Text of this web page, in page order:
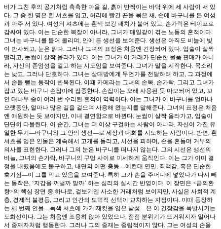
비가 그친 후의 공기처럼 촉촉한 마을 길, 흙이 반짝이는 바닥 위에 세 사람이 서 있
다. 그 중 한 명은 흰 셔츠를 입고, 허리에 빨간 끈을 묶은 채, 손에 바구니를 든 여성
과 마주 서 있다. 여성의 셔츠에는 흰색 보강 패치가 붙어 있고, 손가락은 테이프로
감싸여 있다. 이는 단순한 복장이 아니라, 그녀가 매일같이 겪는 노동의 흔적이다.
그녀는 바구니를 들어 올리며, 안에 든 생선을 보여준다. 생선은 아직도 비늘에 빛
이 반사되고, 눈은 맑다. 그러나 그녀의 표정은 처음엔 긴장되어 있다. 입술이 살짝
떨리고, 눈썹이 살짝 올라가 있다. 이는 그녀가 이 거래가 단순한 물품 판매가 아니
라, 자신의 존엄성을 걸고 하는 시도임을 보여준다. 그녀가 말을 시작한다. 목소리
는 낮고, 그러나 단호하다. 그녀는 상대방에게 무언가를 전달하려 하고, 그 과정에
서 손을 뻗는 동작이 반복된다. 이때 카메라는 그녀의 손목, 손가락, 그리고 그녀가
잡고 있는 바구니 손잡이에 집중한다. 손잡이는 오래 사용된 듯 마모되어 있고, 꼬
인 대나무 줄이 여러 번 수리된 흔적이 역력하다. 이는 그녀가 이 바구니를 얼마나
오랫동안, 얼마나 많은 길을 걸으며 사용해 왔는지를 말해준다. 그녀의 표정은 처음
엔 애원하는 듯 보이지만, 이내 결연함으로 바뀐다. 눈썹이 살짝 올라가고, 입술이
단단히 다물린다. 이 순간, 그녀는 더 이상 구걸하는 사람이 아니라, 자신이 가진 유
일한 무기—바구니와 그 안의 생선—로 세상과 대화를 시도하는 사람이다. 반면, 흰
셔츠를 입은 인물은 계속해서 고개를 돌리고, 시선을 피하며, 손을 흔들며 거부의
의사를 표현한다. 그러나 그의 눈은 바구니를 떠나지 않는다. 그의 시선은 생선의
비늘, 그녀의 손가락, 바구니의 구멍 사이로 미세하게 움직인다. 이는 그가 이미 결
정을 내렸음에도 불구하고, 내면의 어떤 충동—예컨대 연민, 죄책감, 혹은 단순한
호기심—이 그를 막고 있음을 보여준다. 특히 그가 손을 주머니에 넣었다가 다시 빼
는 동작은, ‘지갑을 꺼낼까 말까’ 하는 심리의 실시간 반영이다. 이 장면은 <금의환
향>의 핵심 장면 중 하나로, 겉보기엔 사소한 거래처럼 보이지만, 사실은 사회적 계
층, 경제적 불평등, 그리고 인간의 도덕적 선택이 교차하는 지점이다. 이때 등장하
는 세 번째 인물—녹색 셔츠에 카키 재킷을 입은 남성—은 이 긴장감을 폭발시키는
도화선이다. 그는 처음엔 조용히 앉아 있었으나, 점점 분위기가 뜨거워지자 일어나
서 중재자처럼 행동한다. 그러나 그의 중재는 중립적이지 않다. 그는 여성의 손을